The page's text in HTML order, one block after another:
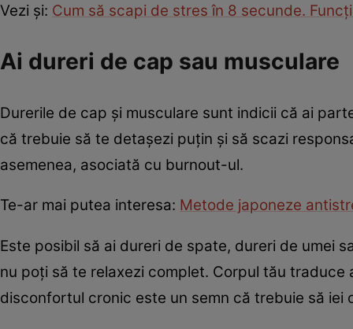
Vezi și: Cum să scapi de stres în 8 secunde.
Ai dureri de cap sau musculare
Durerile de cap şi musculare sunt indicii că ai
că trebuie să te detaşezi puţin şi să scazi
asemenea, asociată cu burnout-ul.
Te-ar mai putea interesa: Metode japoneze
Este posibil să ai dureri de spate, dureri de umei
nu poţi să te relaxezi complet. Corpul tău
disconfortul cronic este un semn că trebuie să iei